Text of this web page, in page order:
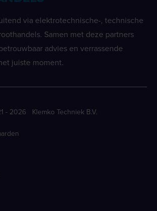
via elektrotechnische-, technische
Samen met deze partners
advies en verrassende
juiste moment.
2026 Klemko Techniek B.V.